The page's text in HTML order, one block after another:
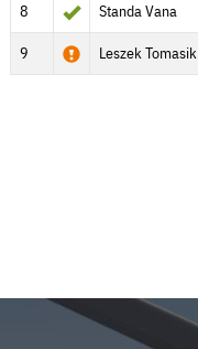
8 Standa Vana
9 Leszek Tomasik